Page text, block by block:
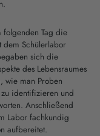
folgenden Tag die
dem Schülerlabor
sich die
des Lebensraumes
wie man Proben
identifizieren und
Anschließend
Labor fachkundig
aufbereitet.